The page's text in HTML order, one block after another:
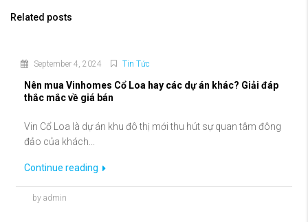
Related posts
September 4, 2024 Tin Tức
Nên mua Vinhomes Cổ Loa hay các dự án khác? Giải đáp
thắc mắc về giá bán
Vin Cổ Loa là dự án khu đô thị mới thu hút sự quan tâm đông
đảo của khách...
Continue reading
by admin